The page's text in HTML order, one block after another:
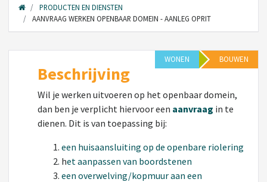
PRODUCTEN EN DIENSTEN
AANVRAAG WERKEN OPENBAAR DOMEIN - AANLEG OPRIT
WONEN BOUWEN
Beschrijving
Wil je werken uitvoeren op het openbaar domein,
dan ben je verplicht hiervoor een aanvraag in te
dienen. Dit is van toepassing bij:
een huisaansluiting op de openbare riolering
het aanpassen van boordstenen
een overwelving/kopmuur aan een